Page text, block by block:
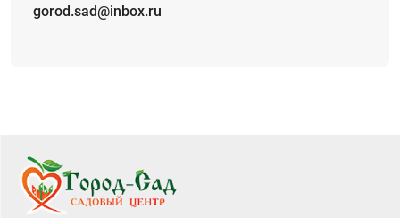
gorod.sad@inbox.ru